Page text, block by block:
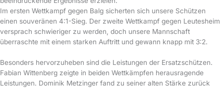
Im ersten Wettkampf gegen Balg sicherten sich unsere Schützen
einen souveränen 4:1-Sieg. Der zweite Wettkampf gegen Leutesheim
versprach schwieriger zu werden, doch unsere Mannschaft
überraschte mit einem starken Auftritt und gewann knapp mit 3:2.
Besonders hervorzuheben sind die Leistungen der Ersatzschützen.
Fabian Wittenberg zeigte in beiden Wettkämpfen herausragende
Leistungen. Dominik Metzinger fand zu seiner alten Stärke zurück